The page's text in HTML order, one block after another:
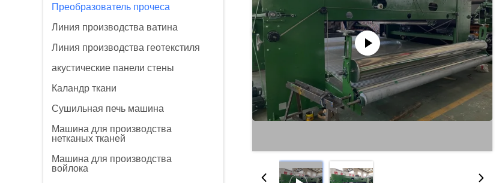
Преобразователь прочеса
Линия производства ватина
Линия производства геотекстиля
акустические панели стены
Каландр ткани
Сушильная печь машина
Машина для производства
нетканых тканей
Машина для производства
войлока